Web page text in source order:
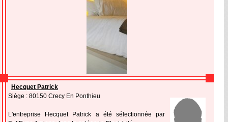
Hecquet Patrick
Siège : 80150 Crecy En Ponthieu
L'entreprise Hecquet Patrick a été sélectionnée par